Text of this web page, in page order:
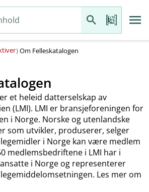
)Om Felleskatalogen
et heleid datterselskap av
(LMI). LMI er bransjeforeningen for
i Norge. Norske og utenlandske
som utvikler, produserer, selger
i Norge kan være medlem
medlemsbedriftene i LMI har i
i Norge og representerer
Les mer om